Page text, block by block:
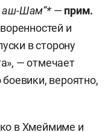
аш-Шам“*— прим.
и
в сторону
— отмечает
вероятно,
в Хмеймиме и